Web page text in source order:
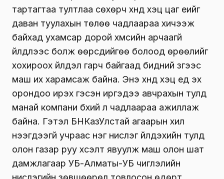
тартагтаа тултлаа сөхөрч хүнд хэцүү цаг үеийг
даван туулахын төлөө чадлаараа хичээж
байхад ухамсар дорой хүмүүсийн арчаагүй
үйлдлээс болж өөрсдийгөө болоод өрөөлийг
хохироох үйлдэл гарч байгаад бидний зүгээс
маш их харамсаж байна. Энэ хүнд хэцүү үед эх
орондоо ирэх гэсэн иргэдээ авчрахын тулд
манай компани бүхий л чадлаараа ажиллаж
байна. Гэтэл БНКазУлстай агаарын хил
нээгдээгүй учраас нэг нислэг үйлдэхийн тулд
олон газар руу хүсэлт явуулж маш олон шат
дамжлагаар УБ-Алматы-УБ чиглэлийн